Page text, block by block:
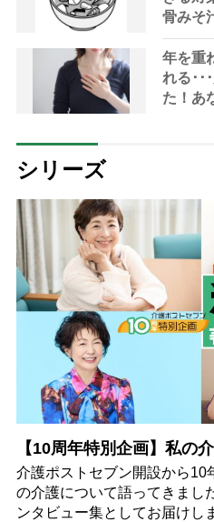
骨みそ
ェック
年を重
れる･･
た！あ
シリーズ
【10周年特別企画】私の
介護ポストセブン開設から10
の介護について語ってきまし
ンタビュー集としてお届けし